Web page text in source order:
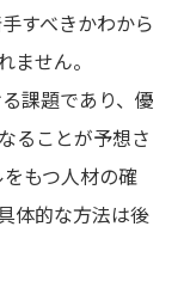
すべきかわから
せん。
課題であり、優
ることが予想さ
もつ人材の確
体的な方法は後